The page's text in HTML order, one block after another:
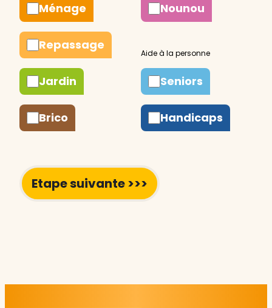
Ménage
Repassage
Jardin
Brico
Nounou
Seniors
Handicaps